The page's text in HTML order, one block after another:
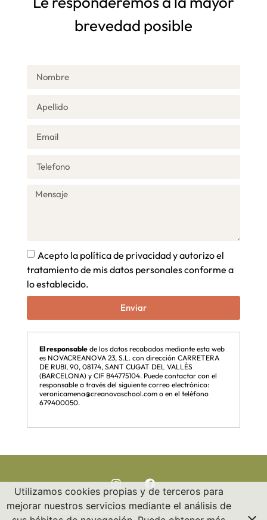
brevedad posible
Acepto la política de privacidad y autorizo el
tratamiento de mis datos personales conforme a
lo establecido.
Enviar
El responsablede los datos recabados mediante esta web
es NOVACREANOVA 23, S.L. con dirección CARRETERA
DE RUBI, 90, 08174, SANT CUGAT DEL VALLÈS
(BARCELONA) y CIF B44775104. Puede contactar con el
responsable a través del siguiente correo electrónico:
veronicamena@creanovaschool.com o en el teléfono
679400050.
Política de privacidad
Copyright 2024 © All
Utilizamos cookies propias y de terceros para
mejorar nuestros servicios mediante el análisis de